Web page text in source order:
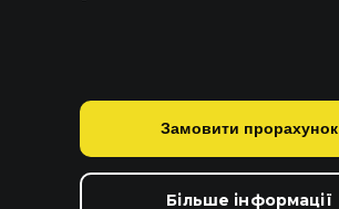
Замовити прорахунок
Більше інформації